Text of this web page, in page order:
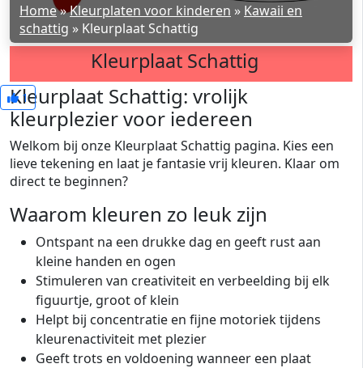
Home»Kleurplaten voor kinderen » Kawaii en
schattig » Kleurplaat Schattig
Kleurplaat Schattig
1
Kleurplaat Schattig: vrolijk
kleurplezier voor iedereen
Welkom bij onze Kleurplaat Schattig pagina. Kies een
lieve tekening en laat je fantasie vrij kleuren. Klaar om
direct te beginnen?
Waarom kleuren zo leuk zijn
Ontspant na een drukke dag en geeft rust aan
kleine handen en ogen
Stimuleren van creativiteit en verbeelding bij elk
figuurtje, groot of klein
Helpt bij concentratie en fijne motoriek tijdens
kleurenactiviteit met plezier
Geeft trots en voldoening wanneer een plaat